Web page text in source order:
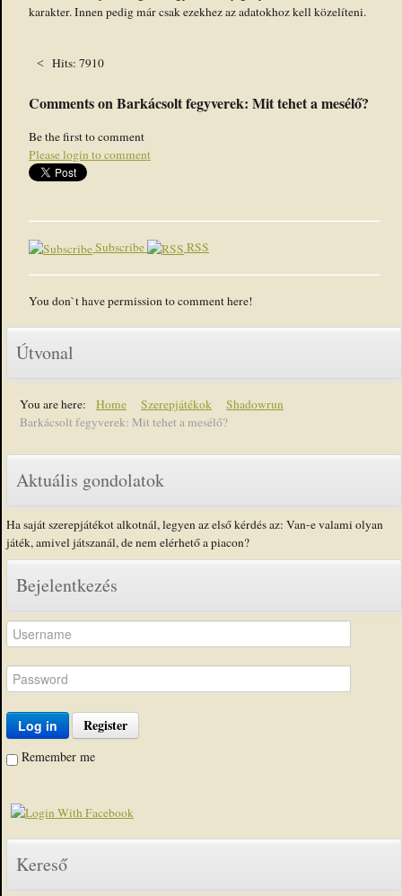
karakter. Innen pedig már csak ezekhez az adatokhoz kell közelíteni.
Hits: 7910
Comments on Barkácsolt fegyverek: Mit tehet a mesélő?
Be the first to comment
Please login to comment
Subscribe RSS
You don`t have permission to comment here!
Útvonal
You are here: Home Szerepjátékok
Shadowrun
Barkácsolt fegyverek: Mit tehet a mesélő?
Aktuális gondolatok
Ha saját szerepjátékot alkotnál, legyen az első kérdés az: Van-e valami olyan
játék, amivel játszanál, de nem elérhető a piacon?
Bejelentkezés
Log in Register
Remember me
Kereső